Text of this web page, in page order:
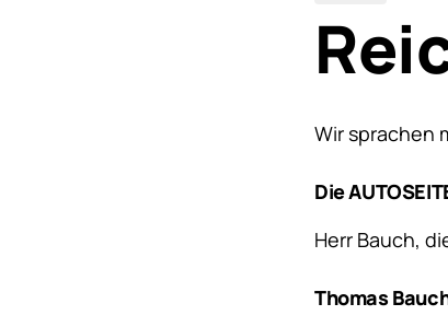
Wir sprachen
Die
Herr Bauch,
Thomas